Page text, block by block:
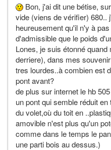
Bon, j'ai dit une bétise,
vide (viens de vérifier) 680..
heureusement qu'il n'y à
d'admissible que le poids
Lones, je suis étonné
derriere), dans mes
tres lourdes..à combien est
pont avant?
de plus sur internet le hb
un pont qui semble réduit
du volet,où du toit en
amovible n'est plus qu'un
comme dans le temps le
une parti bois au dessus.)